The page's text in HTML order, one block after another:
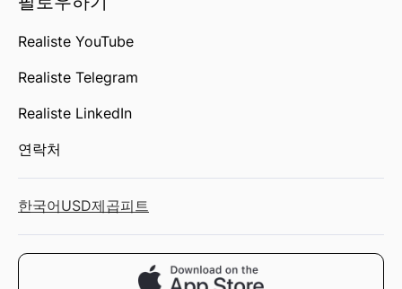
Realiste YouTube
Realiste Telegram
Realiste LinkedIn
연락처
한국어USD제곱피트